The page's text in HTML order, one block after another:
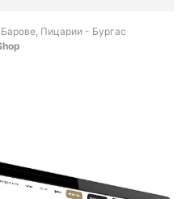
Барове, Пицарии - Бургас